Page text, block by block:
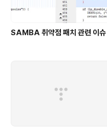
SAMBA 취약점 패치 관련 이슈